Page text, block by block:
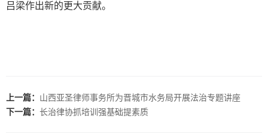
吕梁作出新的更大贡献。
上一篇： 山西亚圣律师事务所为晋城市水务局开展法治专题讲座
下一篇： 长治律协抓培训强基础提素质